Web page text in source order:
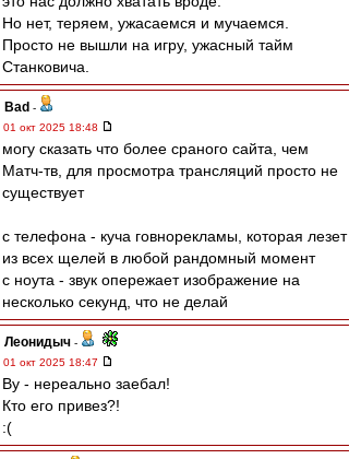
Но нет, теряем, ужасаемся и мучаемся.
Просто не вышли на игру, ужасный тайм
Станковича.
Bad -
01 окт 2025 18:48
могу сказать что более сраного сайта, чем
Матч-тв, для просмотра трансляций просто не
существует
с телефона - куча говнорекламы, которая лезет
из всех щелей в любой рандомный момент
с ноута - звук опережает изображение на
несколько секунд, что не делай
Леонидыч -
01 окт 2025 18:47
Ву - нереально заебал!
Кто его привез?!
:(